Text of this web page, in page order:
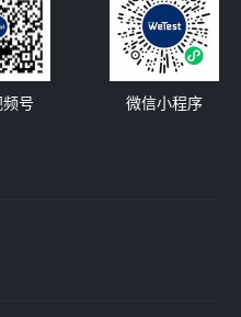
号 微信小程序